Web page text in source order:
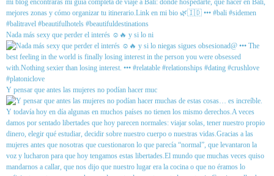
Nada más sexy que perder el interés ☺️🔥 y si lo ni
Y pensar que antes las mujeres no podían hacer muc